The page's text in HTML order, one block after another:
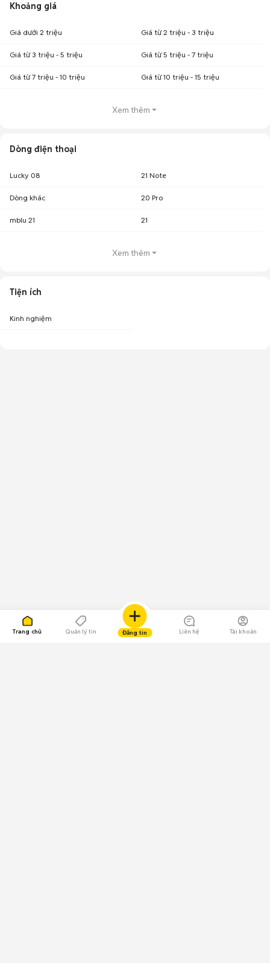
Trang chủ Quản lý tin Đăng tin Liên hệ Tài khoản
Khoảng giá
Giá dưới 2 triệu Giá từ 2 triệu - 3 triệu
Giá từ 3 triệu - 5 triệu Giá từ 5 triệu - 7 triệu
Giá từ 7 triệu - 10 triệu Giá từ 10 triệu - 15 triệu
Xem thêm
Dòng điện thoại
Lucky 08 21 Note
Dòng khác 20 Pro
mblu 21 21
Xem thêm
Tiện ích
Kinh nghiệm